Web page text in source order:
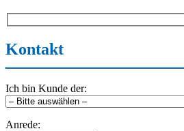
Kontakt
Ich bin Kunde der:
Anrede: